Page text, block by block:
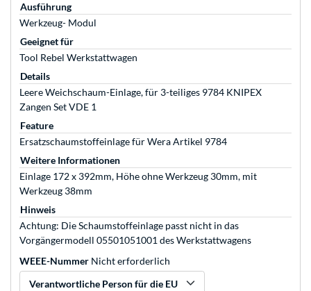
Ausführung
Werkzeug- Modul
Geeignet für
Tool Rebel Werkstattwagen
Details
Leere Weichschaum-Einlage, für 3-teiliges 9784 KNIPEX
Zangen Set VDE 1
Feature
Ersatzschaumstoffeinlage für Wera Artikel 9784
Weitere Informationen
Einlage 172 x 392mm, Höhe ohne Werkzeug 30mm, mit
Werkzeug 38mm
Hinweis
Achtung: Die Schaumstoffeinlage passt nicht in das
Vorgängermodell 05501051001 des Werkstattwagens
WEEE-Nummer Nicht erforderlich
Verantwortliche Person für die EU